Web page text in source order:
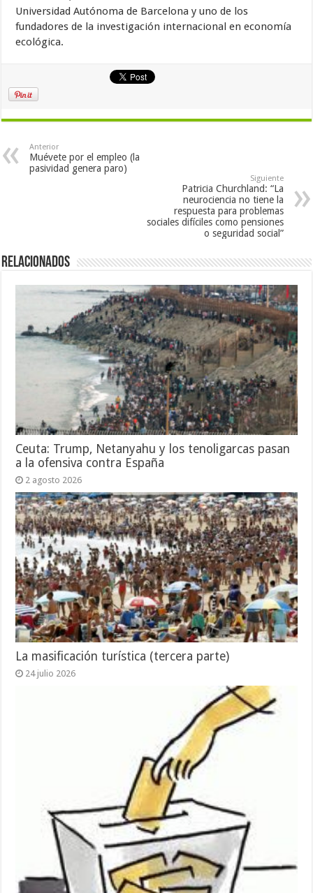
Universidad Autónoma de Barcelona y uno de los
fundadores de la investigación internacional en economía
ecológica.
Anterior
Muévete por el empleo (la
pasividad genera paro)
Siguiente
Patricia Churchland: “La
neurociencia no tiene la
respuesta para problemas
sociales difíciles como pensiones
o seguridad social”
Relacionados
Ceuta: Trump, Netanyahu y los tenoligarcas pasan
a la ofensiva contra España
2 agosto 2026
La masificación turística (tercera parte)
24 julio 2026